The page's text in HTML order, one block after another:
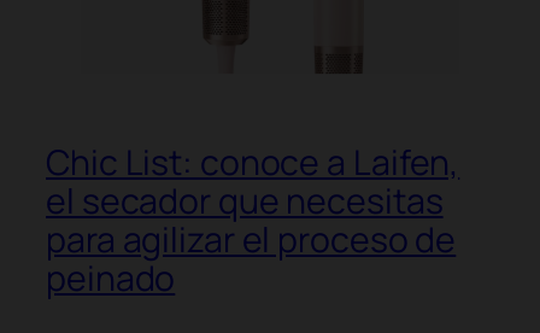
Chic List: conoce a Laifen,
el secador que necesitas
para agilizar el proceso de
peinado